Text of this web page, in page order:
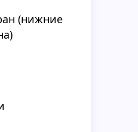
(нижние